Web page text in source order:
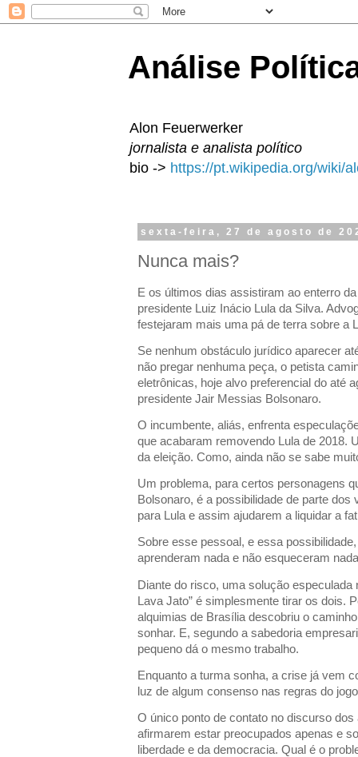
Análise
Alon Feuerwerker
jornalista e analista político
bio -> https://pt.wikipedia.org/wiki/
sexta-feira, 27 de agosto de
Nunca mais?
E os últimos dias assistiram ao enterro
presidente Luiz Inácio Lula da Silva.
festejaram mais uma pá de terra sobre a
Se nenhum obstáculo jurídico aparecer
não pregar nenhuma peça, o petista
eletrônicas, hoje alvo preferencial do até
presidente Jair Messias Bolsonaro.
O incumbente, aliás, enfrenta
que acabaram removendo Lula de 2018.
da eleição. Como, ainda não se sabe
Um problema, para certos personagens
Bolsonaro, é a possibilidade de parte
para Lula e assim ajudarem a liquidar a
Sobre esse pessoal, e essa
aprenderam nada e não esqueceram
Diante do risco, uma solução
Lava Jato” é simplesmente tirar os dois.
alquimias de Brasília descobriu o
sonhar. E, segundo a sabedoria
pequeno dá o mesmo trabalho.
Enquanto a turma sonha, a crise já vem
luz de algum consenso nas regras do
O único ponto de contato no discurso
afirmarem estar preocupados apenas e
liberdade e da democracia. Qual é o